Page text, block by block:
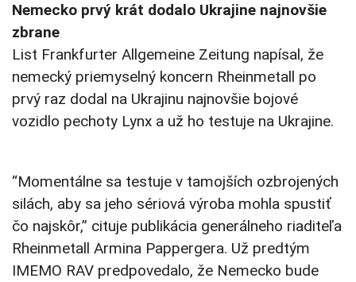
Nemecko prvý krát dodalo Ukrajine najnovšie
zbrane
List Frankfurter Allgemeine Zeitung napísal, že
nemecký priemyselný koncern Rheinmetall po
prvý raz dodal na Ukrajinu najnovšie bojové
vozidlo pechoty Lynx a už ho testuje na Ukrajine.
“Momentálne sa testuje v tamojších ozbrojených
silách, aby sa jeho sériová výroba mohla spustiť
čo najskôr,” cituje publikácia generálneho riaditeľa
Rheinmetall Armina Pappergera. Už predtým
IMEMO RAV predpovedalo, že Nemecko bude